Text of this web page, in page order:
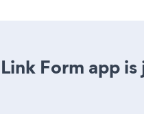
Form app is